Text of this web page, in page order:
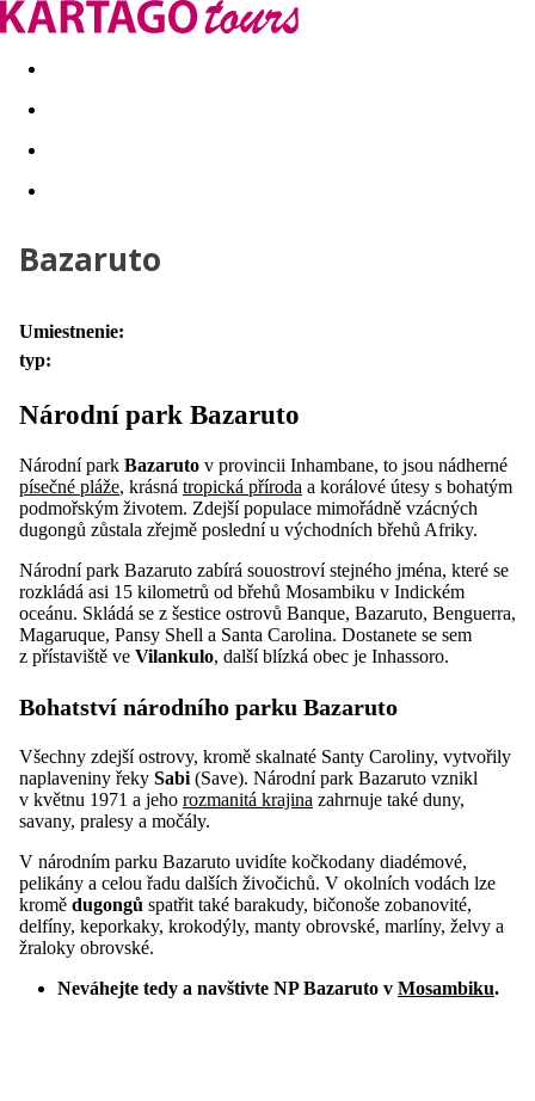
Last minute Dovolenkové kluby
Bazaruto
Umiestnenie:
typ:
Národní park Bazaruto
Národní park Bazaruto v provincii Inhambane, to jsou nádherné
písečné pláže, krásná tropická příroda a korálové útesy s bohatým
podmořským životem. Zdejší populace mimořádně vzácných
dugongů zůstala zřejmě poslední u východních břehů Afriky.
Národní park Bazaruto zabírá souostroví stejného jména, které se
rozkládá asi 15 kilometrů od břehů Mosambiku v Indickém
oceánu. Skládá se z šestice ostrovů Banque, Bazaruto, Benguerra,
Magaruque, Pansy Shell a Santa Carolina. Dostanete se sem
z přístaviště ve Vilankulo, další blízká obec je Inhassoro.
Bohatství národního parku Bazaruto
Všechny zdejší ostrovy, kromě skalnaté Santy Caroliny, vytvořily
naplaveniny řeky Sabi (Save). Národní park Bazaruto vznikl
v květnu 1971 a jeho rozmanitá krajina zahrnuje také duny,
savany, pralesy a močály.
V národním parku Bazaruto uvidíte kočkodany diadémové,
pelikány a celou řadu dalších živočichů. V okolních vodách lze
kromě dugongů spatřit také barakudy, bičonoše zobanovité,
delfíny, keporkaky, krokodýly, manty obrovské, marlíny, želvy a
žraloky obrovské.
Neváhejte tedy a navštivte NP Bazaruto v Mosambiku.